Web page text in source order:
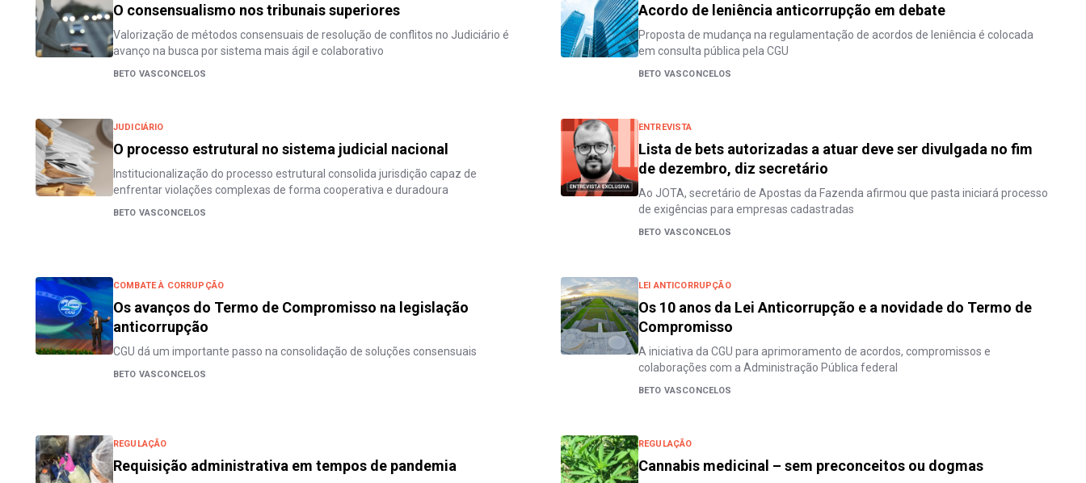
O consensualismo nos tribunais superiores
Valorização de métodos consensuais de resolução de conflitos no Judiciário é
avanço na busca por sistema mais ágil e colaborativo
BETO VASCONCELOS
Acordo de leniência anticorrupção em debate
Proposta de mudança na regulamentação de acordos de leniência é colocada
em consulta pública pela CGU
BETO VASCONCELOS
JUDICIÁRIO
O processo estrutural no sistema judicial nacional
Institucionalização do processo estrutural consolida jurisdição capaz de
enfrentar violações complexas de forma cooperativa e duradoura
BETO VASCONCELOS
ENTREVISTA
Lista de bets autorizadas a atuar deve ser divulgada no fim
de dezembro, diz secretário
Ao JOTA, secretário de Apostas da Fazenda afirmou que pasta iniciará processo
de exigências para empresas cadastradas
BETO VASCONCELOS
COMBATE À CORRUPÇÃO
Os avanços do Termo de Compromisso na legislação
anticorrupção
CGU dá um importante passo na consolidação de soluções consensuais
BETO VASCONCELOS
LEI ANTICORRUPÇÃO
Os 10 anos da Lei Anticorrupção e a novidade do Termo de
Compromisso
A iniciativa da CGU para aprimoramento de acordos, compromissos e
colaborações com a Administração Pública federal
BETO VASCONCELOS
REGULAÇÃO
Requisição administrativa em tempos de pandemia
REGULAÇÃO
Cannabis medicinal – sem preconceitos ou dogmas